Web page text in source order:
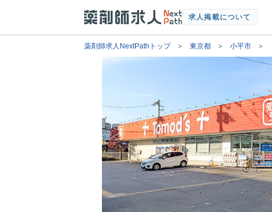
求人掲載について
薬剤師求人NextPathトップ 東京都 小平市